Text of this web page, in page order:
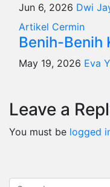
Jun 6, 2026 Dwi
Artikel Cermin
Benih-Benih
May 19, 2026 Eva
Leave a
You must be logged